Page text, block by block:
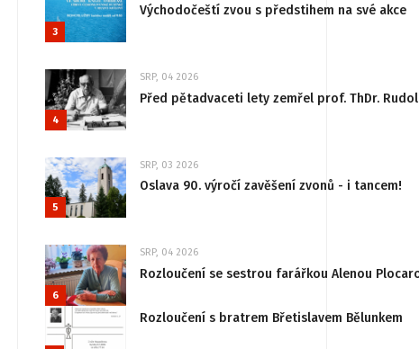
3
Východočeští zvou s předstihem na své akce
4
SRP, 04 2026
Před pětadvaceti lety zemřel prof. ThDr.
5
SRP, 03 2026
Oslava 90. výročí zavěšení zvonů - i tancem!
6
SRP, 04 2026
Rozloučení se sestrou farářkou Alenou
Rozloučení s bratrem Břetislavem Bělunkem